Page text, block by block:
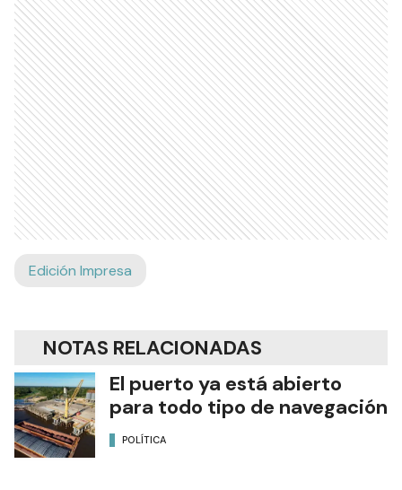
Edición Impresa
NOTAS RELACIONADAS
El puerto ya está abierto
para todo tipo de navegación
POLÍTICA